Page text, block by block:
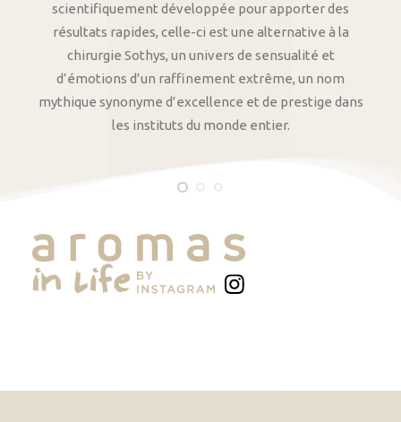
scientifiquement développée pour apporter des
résultats rapides, celle-ci est une alternative à la
chirurgie Sothys, un univers de sensualité et
d’émotions d’un raffinement extrême, un nom
mythique synonyme d’excellence et de prestige dans
les instituts du monde entier.